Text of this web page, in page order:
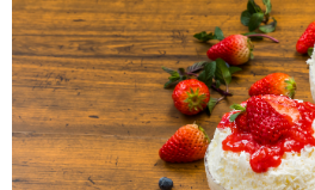
蜜・シロップ
和風甘味シロップ
いろいろ使え
生感覚の冷凍シロップ
ハーブシロ
かき氷にもドリンクにも
ガムシロ
用途で選ぶ
メーカー・ブランドで選ぶ
ピックアップ商品